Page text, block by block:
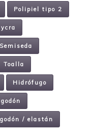
Polipiel tipo 2
Semiseda
Toalla
Hidrófugo
/ elastán